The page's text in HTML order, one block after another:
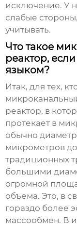
исключение. У
слабые
учитывать.
Что такое
реактор,
языком?
Итак, для тех,
реактор, в
протекает в
обычно
микрометров
традиционных
большими
огромной
объема. Это, в
гораздо более
массообмен. В